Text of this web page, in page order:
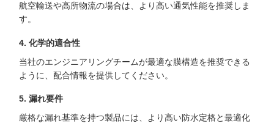
航空輸送や高所物流の場合は、より高い通気性能を推奨しま
す。
4. 化学的適合性
当社のエンジニアリングチームが最適な膜構造を推奨できる
ように、配合情報を提供してください。
5. 漏れ要件
厳格な漏れ基準を持つ製品には、より高い防水定格と最適化